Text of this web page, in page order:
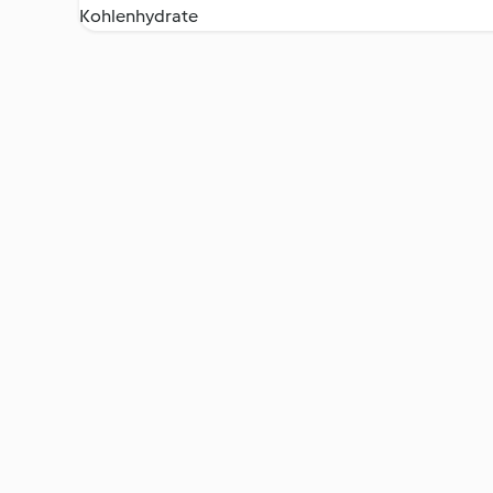
Kohlenhydrate